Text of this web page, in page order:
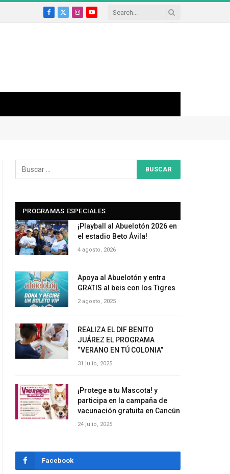
Facebook
X
InstagramYouTube
PROGRAMAS ESPECIALES
¡Playball al Abuelotón 2026 en
el estadio Beto Ávila!
4 agosto, 2026
Apoya al Abuelotón y entra
GRATIS al beis con los Tigres
2 agosto, 2025
REALIZA EL DIF BENITO
JUÁREZ EL PROGRAMA
“VERANO EN TÚ COLONIA”
31 julio, 2025
¡Protege a tu Mascota! y
participa en la campaña de
vacunación gratuita en Cancún
24 julio, 2025
Facebook